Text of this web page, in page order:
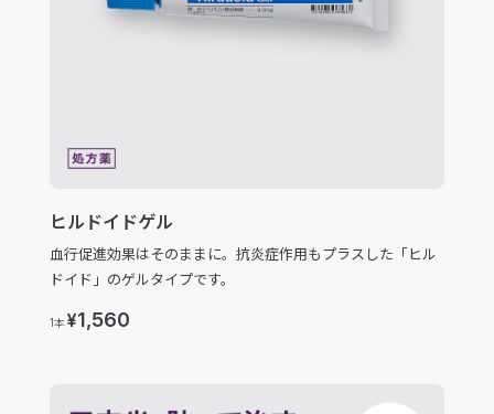
ヒルドイドゲル
血行促進効果はそのままに。抗炎症作用もプラスした「ヒル
ドイド」のゲルタイプです。
1本 ¥1,560